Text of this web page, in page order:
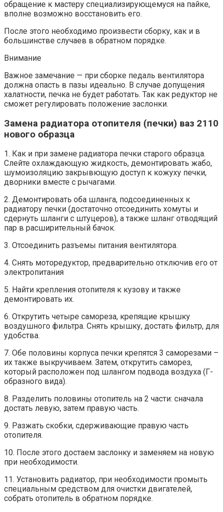
обращение к мастеру специализирующемуся на пайке,
вполне возможно восстановить его.
После этого необходимо произвести сборку, как и в
большинстве случаев в обратном порядке.
Внимание
Важное замечание — при сборке педаль вентилятора
должна опасть в пазы идеально. В случае допущения
халатности, печка не будет работать. Так как редуктор не
сможет регулировать положение заслонки.
Замена радиатора отопителя (печки) ваз 2110
нового образца
1. Как и при замене радиатора печки старого образца.
Слейте охлаждающую жидкость, демонтировать жабо,
шумоизоляцию закрывющую доступ к кожуху печки,
дворники вместе с рычагами.
2. Демонтировать оба шланга, подсоединенных к
радиатору печки (достаточно отсоединить хомуты и
сдернуть шланги с штуцеров), а также шланг отводящий
пар в расширительный бачок.
3. Отсоединить разъемы питания вентилятора.
4. Снять моторедуктор, предварительно отключив его от
электропитания
5. Найти крепления отопителя к кузову и также
демонтировать их.
6. Открутить четыре самореза, крепящие крышку
воздушного фильтра. Снять крышку, достать фильтр, для
удобства.
7. Обе половины корпуса печки крепятся 3 саморезами –
их также выкручиваем. Затем, открутить саморез,
который расположен под шлангом подвода воздуха (Г-
образного вида).
8. Разделить половины отопитель на 2 части: сначала
достать левую, затем правую часть.
9. Разжать скобки, сдерживающие правую часть
отопителя.
10. После этого достаем заслонку и заменяем на новую
при необходимости.
11. Установить радиатор, при необходимости промыть
специальным средством для очистки двигателей,
собрать отопитель в обратном порядке.